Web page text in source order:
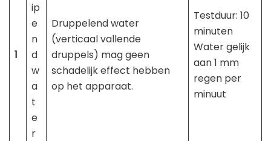
1
ip
e
n
d
w
a
t
e
r
Druppelend water
(verticaal vallende
druppels) mag geen
schadelijk effect hebben
op het apparaat.
Testduur: 10
minuten
Water gelijk
aan 1 mm
regen per
minuut